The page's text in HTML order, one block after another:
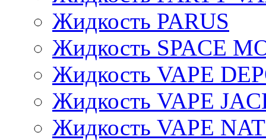
Жидкость PARUS
Жидкость SPACE
Жидкость VAPE
Жидкость VAPE
Жидкость VAPE